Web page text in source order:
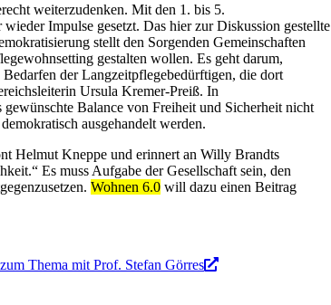
weiterzudenken. Mit den 1. bis 5.
Impulse gesetzt. Das hier zur Diskussion gestellte
stellt den Sorgenden Gemeinschaften
gestalten wollen. Es geht darum,
der Langzeitpflegebedürftigen, die dort
Ursula Kremer-Preiß. In
Balance von Freiheit und Sicherheit nicht
ausgehandelt werden.
Helmut Kneppe und erinnert an Willy Brandts
Es muss Aufgabe der Gesellschaft sein, den
Wohnen 6.0 will dazu einen Beitrag
Thema mit Prof. Stefan Görres